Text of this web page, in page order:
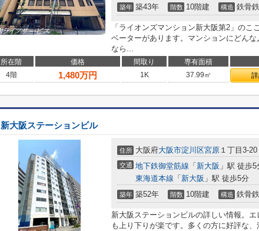
築年 築43年 階数 10階建 構造 鉄骨
「ライオンズマンション新大阪第2」の
ベーターがあります。マンションにどん
なら...
所在階 価格 間取り 専有面積
4階
1,480万円 1K 37.99㎡
新大阪ステーションビル
住所 大阪府大阪市淀川区宮原 １丁目3-20
交通 地下鉄御堂筋線 「 新大阪 」駅 徒歩5
東海道本線 「 新大阪 」駅 徒歩5分
築年 築52年 階数 10階建 構造 鉄骨
新大阪ステーションビルの詳しい情報。
も上り下りが楽です。多くの方に好評な